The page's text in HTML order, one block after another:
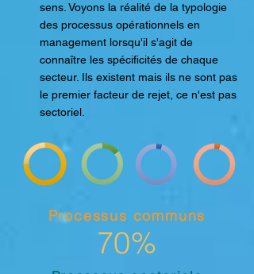
sens. Voyons la réalité de la typologie
des processus opérationnels en
management lorsqu'il s'agit de
connaître les spécificités de chaque
secteur. Ils existent mais ils ne sont pas
le premier facteur de rejet, ce n'est pas
sectoriel.
Processus communs
70%